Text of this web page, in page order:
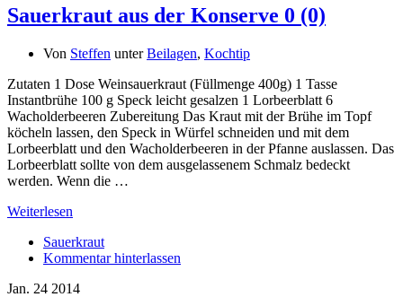
Sauerkraut aus der Konserve 0 (0)
Von Steffen unterBeilagen, Kochtip
Zutaten 1 Dose Weinsauerkraut (Füllmenge 400g) 1 Tasse
Instantbrühe 100 g Speck leicht gesalzen 1 Lorbeerblatt 6
Wacholderbeeren Zubereitung Das Kraut mit der Brühe im Topf
köcheln lassen, den Speck in Würfel schneiden und mit dem
Lorbeerblatt und den Wacholderbeeren in der Pfanne auslassen. Das
Lorbeerblatt sollte von dem ausgelassenem Schmalz bedeckt
werden. Wenn die …
Weiterlesen
Sauerkraut
Kommentar hinterlassen
Jan. 24 2014